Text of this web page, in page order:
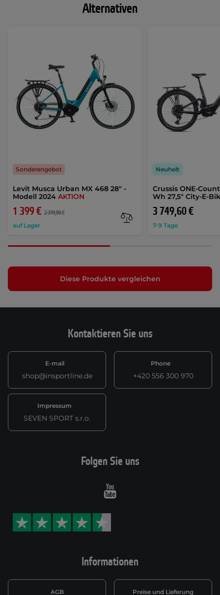
Alternativen
Levit Musca Urban MX 468 28" -
Modell 2024 AKTION
1 399 € 2 349,90 €
auf Lager
Sonderangebot
Crussis ONE-
Wh 27,5" City-E-
3 749,60 €
7-9 Tage
Neuheit
Diese Produkte vergleichen
Kontaktieren Sie uns
E-mail
shop@insportline.de
Phone
+420 556 300 970
Impressum
SEVEN SPORT s.r.o.
Informationen
AGB Preise und Lieferung
Folgen Sie uns
Youtube